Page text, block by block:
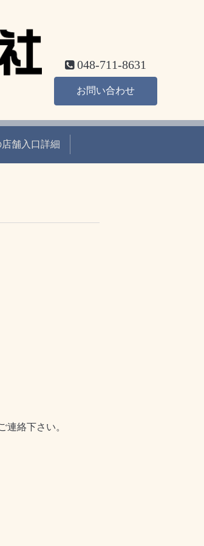
048-711-8631
お問い合わせ
舗入口詳細
絡下さい。